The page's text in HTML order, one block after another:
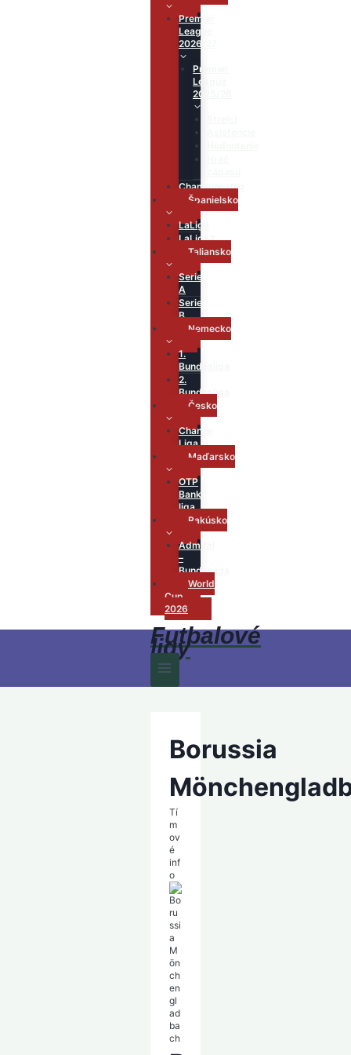
Premier
League
2026/27
Premier
League
2025/26
Championship
Španielsko
LaLiga
LaLiga2
Taliansko
Serie
A
Serie
B
Nemecko
1.
Bundesliga
2.
Bundesliga
Česko
Chance
Liga
Maďarsko
OTP
Bank
liga
Rakúsko
Admiral
–
Bundesliga
World
Cup
2026
Futbalové
ligy
Borussia
Tí
m
ov
é
inf
o